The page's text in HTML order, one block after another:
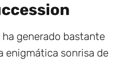
generado bastante
enigmática sonrisa de